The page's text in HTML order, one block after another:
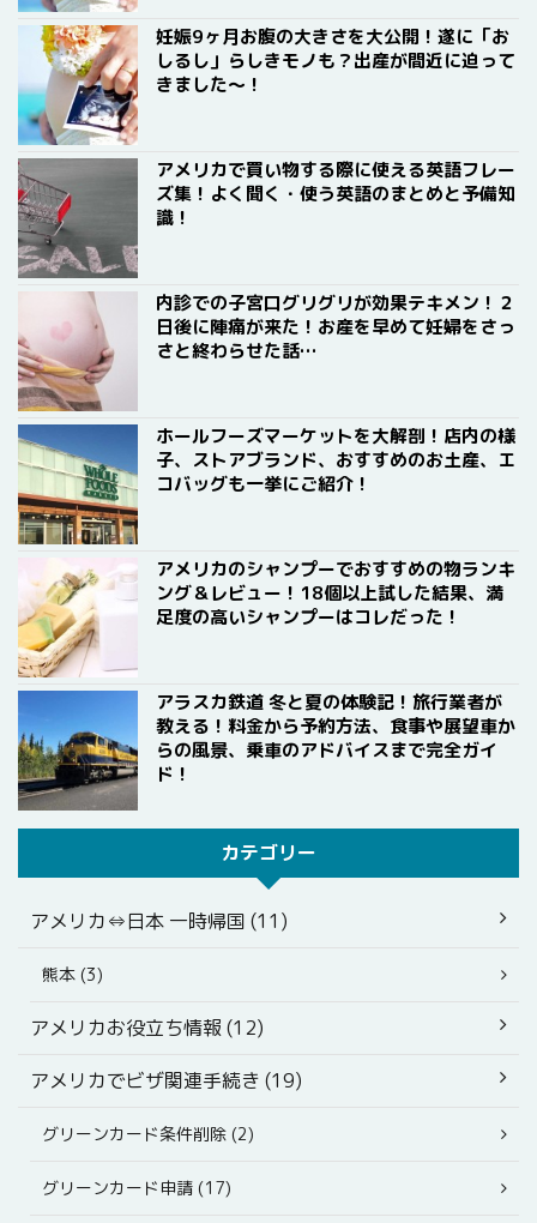
妊娠9ヶ月お腹の大きさを大公開！遂に「お
しるし」らしきモノも？出産が間近に迫って
きました〜！
アメリカで買い物する際に使える英語フレー
ズ集！よく聞く・使う英語のまとめと予備知
識！
内診での子宮口グリグリが効果テキメン！２
日後に陣痛が来た！お産を早めて妊婦をさっ
さと終わらせた話…
ホールフーズマーケットを大解剖！店内の様
子、ストアブランド、おすすめのお土産、エ
コバッグも一挙にご紹介！
アメリカのシャンプーでおすすめの物ランキ
ング＆レビュー！18個以上試した結果、満
足度の高いシャンプーはコレだった！
アラスカ鉄道 冬と夏の体験記！旅行業者が
教える！料金から予約方法、食事や展望車か
らの風景、乗車のアドバイスまで完全ガイ
ド！
カテゴリー
アメリカ⇔日本 一時帰国 (11)
熊本 (3)
アメリカお役立ち情報 (12)
アメリカでビザ関連手続き (19)
グリーンカード条件削除 (2)
グリーンカード申請 (17)